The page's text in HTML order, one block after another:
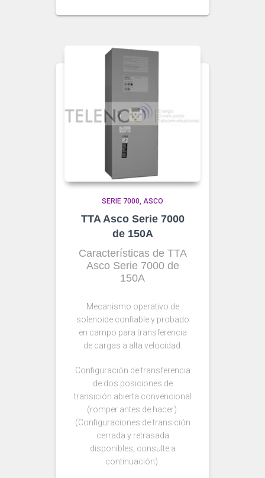
SERIE 7000 ASCO
TTA Asco Serie 7000
de 150A
Características de TTA
Asco Serie 7000 de
150A
Mecanismo operativo de
solenoide confiable y probado
en campo para transferencia
de cargas a alta velocidad.
Configuración de transferencia
de dos posiciones de
transición abierta convencional
(romper antes de hacer).
(Configuraciones de transición
cerrada y retrasada
disponibles; consulte a
continuación).